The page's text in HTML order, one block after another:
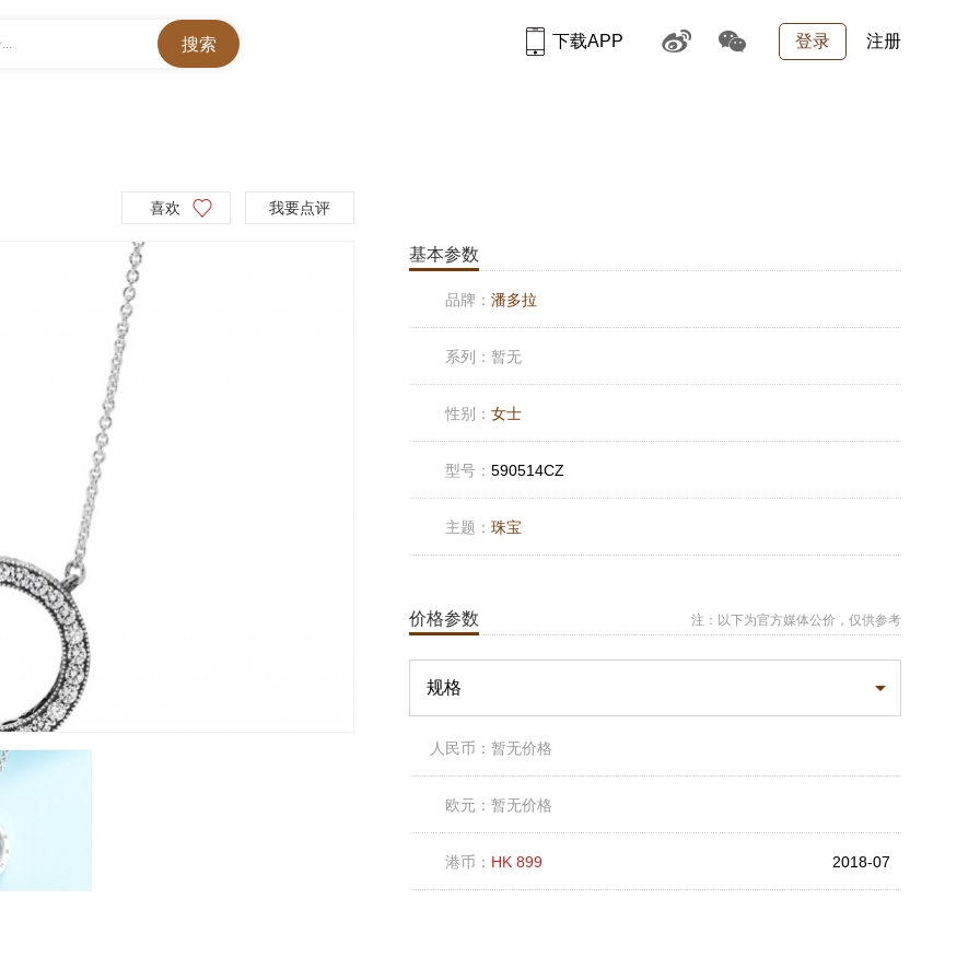
登录 注册
下载APP
喜欢 我要点评
基本参数
品牌： 潘多拉
系列： 暂无
性别： 女士
型号： 590514CZ
主题： 珠宝
价格参数 注：以下为官方媒体公价，仅供参考
规格
人民币： 暂无价格
欧元： 暂无价格
港币： HK 899 2018-07